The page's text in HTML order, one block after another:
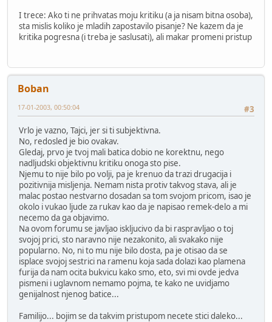
I trece: Ako ti ne prihvatas moju kritiku (a ja nisam bitna osoba),
sta mislis koliko je mladih zapostavilo pisanje? Ne kazem da je
kritika pogresna (i treba je saslusati), ali makar promeni pristup
Boban
#3
17-01-2003, 00:50:04
Vrlo je vazno, Tajci, jer si ti subjektivna.
No, redosled je bio ovakav.
Gledaj, prvo je tvoj mali batica dobio ne korektnu, nego
nadljudski objektivnu kritiku onoga sto pise.
Njemu to nije bilo po volji, pa je krenuo da trazi drugacija i
pozitivnija misljenja. Nemam nista protiv takvog stava, ali je
malac postao nestvarno dosadan sa tom svojom pricom, isao je
okolo i vukao ljude za rukav kao da je napisao remek-delo a mi
necemo da ga objavimo.
Na ovom forumu se javljao iskljucivo da bi raspravljao o toj
svojoj prici, sto naravno nije nezakonito, ali svakako nije
popularno. No, ni to mu nije bilo dosta, pa je otisao da se
isplace svojoj sestrici na ramenu koja sada dolazi kao plamena
furija da nam ocita bukvicu kako smo, eto, svi mi ovde jedva
pismeni i uglavnom nemamo pojma, te kako ne uvidjamo
genijalnost njenog batice...
Familijo... bojim se da takvim pristupom necete stici daleko...